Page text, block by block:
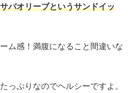
バオリーブというサンドイッ
ム感！満腹になること間違いな
っぷりなのでヘルシーですよ。